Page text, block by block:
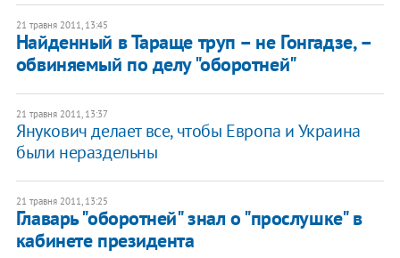
21 травня 2011, 13:45
Найденный в Тараще труп – не Гонгадзе, –
обвиняемый по делу "оборотней"
21 травня 2011, 13:37
Янукович делает все, чтобы Европа и Украина
были нераздельны
21 травня 2011, 13:25
Главарь "оборотней" знал о "прослушке" в
кабинете президента